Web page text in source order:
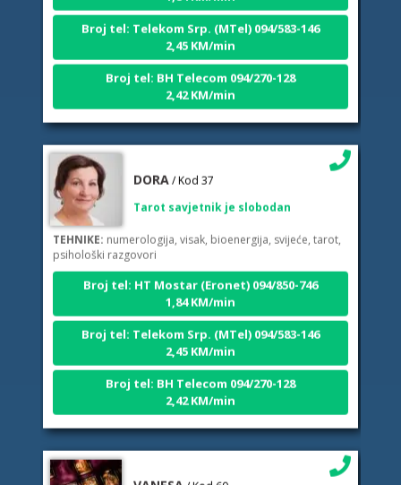
Broj tel: Telekom Srp. (MTel) 094/583-146
2,45 KM/min
Broj tel: BH Telecom 094/270-128
2,42 KM/min
Tarot savjetnik je slobodan
TEHNIKE:
psihološki razgovori
Broj tel: HT Mostar (Eronet) 094/850-746
1,84 KM/min
Broj tel: Telekom Srp. (MTel) 094/583-146
2,45 KM/min
Broj tel: BH Telecom 094/270-128
2,42 KM/min